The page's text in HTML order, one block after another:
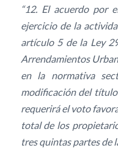
“12. El acuerdo por
ejercicio de la
artículo 5 de la Ley
Arrendamientos
en la normativa
modificación del
requerirá el voto
total de los
tres quintas partes de